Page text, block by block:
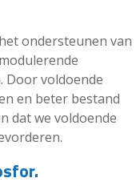
ondersteunen van
Door voldoende
en beter bestand
dat we voldoende